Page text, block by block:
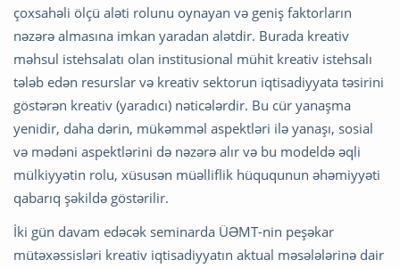
çoxsahəli ölçü aləti rolunu oynayan və geniş faktorların
nəzərə almasına imkan yaradan alətdir. Burada kreativ
məhsul istehsalatı olan institusional mühit kreativ istehsalı
tələb edən resurslar və kreativ sektorun iqtisadiyyata təsirini
göstərən kreativ (yaradıcı) nəticələrdir. Bu cür yanaşma
yenidir, daha dərin, mükəmməl aspektləri ilə yanaşı, sosial
və mədəni aspektlərini də nəzərə alır və bu modeldə əqli
mülkiyyətin rolu, xüsusən müəlliflik hüququnun əhəmiyyəti
qabarıq şəkildə göstərilir.
İki gün davam edəcək seminarda ÜƏMT-nin peşəkar
mütəxəssisləri kreativ iqtisadiyyatın aktual məsələlərinə dair